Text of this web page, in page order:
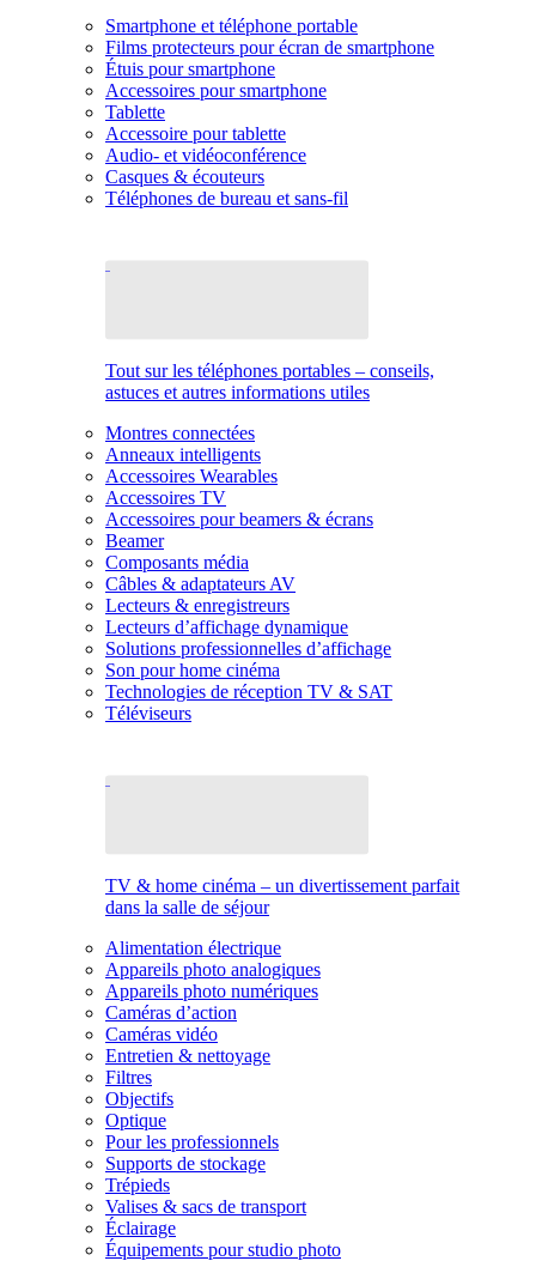
Smartphone et téléphone portable
Films protecteurs pour écran de smartphone
Étuis pour smartphone
Accessoires pour smartphone
Tablette
Accessoire pour tablette
Audio- et vidéoconférence
Casques & écouteurs
Téléphones de bureau et sans-fil
Tout sur les téléphones portables – conseils,
astuces et autres informations utiles
Montres connectées
Anneaux intelligents
Accessoires Wearables
Accessoires TV
Accessoires pour beamers & écrans
Beamer
Composants média
Câbles & adaptateurs AV
Lecteurs & enregistreurs
Lecteurs d’affichage dynamique
Solutions professionnelles d’affichage
Son pour home cinéma
Technologies de réception TV & SAT
Téléviseurs
TV & home cinéma – un divertissement parfait
dans la salle de séjour
Alimentation électrique
Appareils photo analogiques
Appareils photo numériques
Caméras d’action
Caméras vidéo
Entretien & nettoyage
Filtres
Objectifs
Optique
Pour les professionnels
Supports de stockage
Trépieds
Valises & sacs de transport
Éclairage
Équipements pour studio photo